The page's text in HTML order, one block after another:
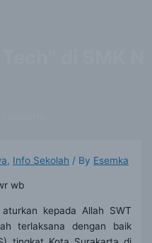
, Info Sekolah / By Esemka
wb
kepada Allah SWT
terlaksana dengan baik